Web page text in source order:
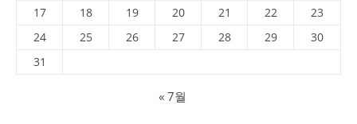
17
18 19 20 21 22
23
24
25 26 27 28 29
30
31
« 7월